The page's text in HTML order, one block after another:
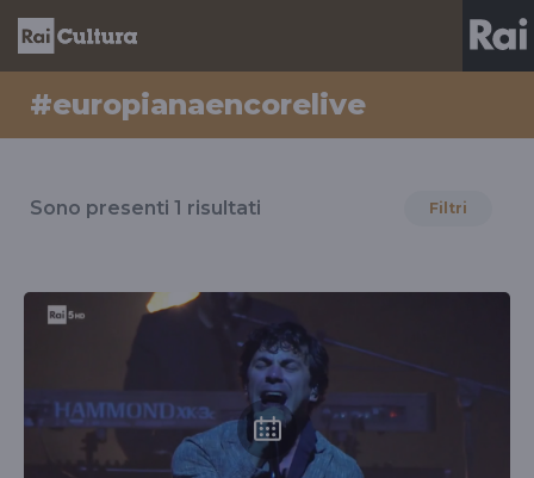
#europianaencorelive
il
#europianaencorelive
Sono presenti 1 risultati Filtri